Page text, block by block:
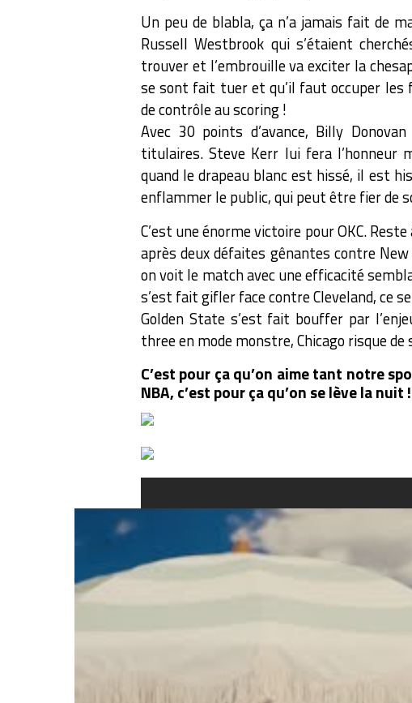
Un peu de blabla, ça n’a jamais fait de
Russell Westbrook qui s’étaient
trouver et l’embrouille va exciter la
se sont fait tuer et qu’il faut occuper les
de contrôle au scoring !
Avec 30 points d’avance, Billy
titulaires. Steve Kerr lui fera l’honneur
quand le drapeau blanc est hissé, il est
enflammer le public, qui peut être fier de
C’est une énorme victoire pour OKC.
après deux défaites gênantes contre
on voit le match avec une efficacité
s’est fait gifler face contre Cleveland, ce
Golden State s’est fait bouffer par
three en mode monstre, Chicago risque
C’est pour ça qu’on aime tant notre
NBA, c’est pour ça qu’on se lève la nuit !